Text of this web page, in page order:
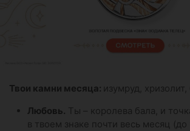
Твои камни месяца: изумруд, хризолит,
Любовь. Ты – королева бала, и
в твоем знаке почти весь месяц (до